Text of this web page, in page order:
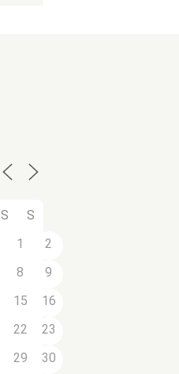
S
S
1
2
8
9
15
16
22
23
29 30